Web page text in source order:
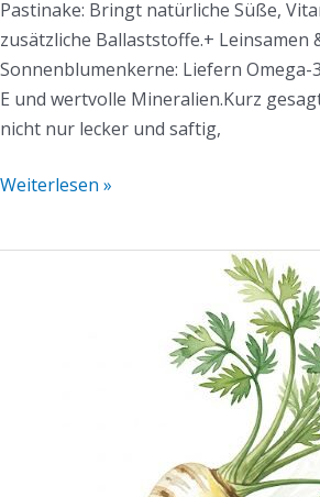
Pastinake: Bringt natürliche Süße,
zusätzliche Ballaststoffe.+ Leinsamen
Sonnenblumenkerne: Liefern Omega-
E und wertvolle Mineralien.Kurz
nicht nur lecker und saftig,
Weiterlesen »